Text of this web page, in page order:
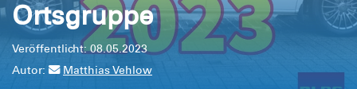
Ortsgruppe
Veröffentlicht: 08.05.2023
Autor:
Matthias Vehlow